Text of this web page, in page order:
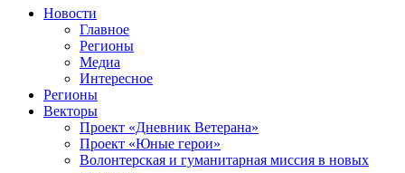
Новости
Главное
Регионы
Медиа
Интересное
Регионы
Векторы
Проект «Дневник Ветерана»
Проект «Юные герои»
Волонтерская и гуманитарная миссия в новых